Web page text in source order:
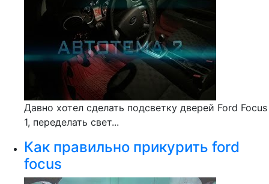
Давно хотел сделать подсветку дверей Ford Focus
1, переделать свет...
Как правильно прикурить ford
focus